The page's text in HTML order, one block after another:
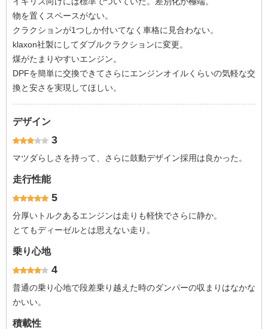
物を置くスペースがない。
クラクションが1つしか付いてなく車格に見合わない。
klaxon社製にしてダブルクラクションに変更。
煤がたまりやすいエンジン。
DPFを簡単に交換できてさらにエンジンオイルくらいの気軽な交
換と安さを実現してほしい。
デザイン
3
マツダらしさを持って、さらに鼓動デザイン採用は良かった。
走行性能
5
分厚いトルクあるエンジンは走りも軽快でさらに静か。
とてもディーゼルとは思えない走り。
乗り心地
4
普通の乗り心地で段差乗り越えた時のダンパーの収まりはなかな
かいい。
積載性